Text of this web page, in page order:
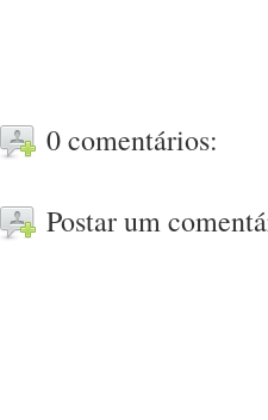
0 comentários:
Postar um